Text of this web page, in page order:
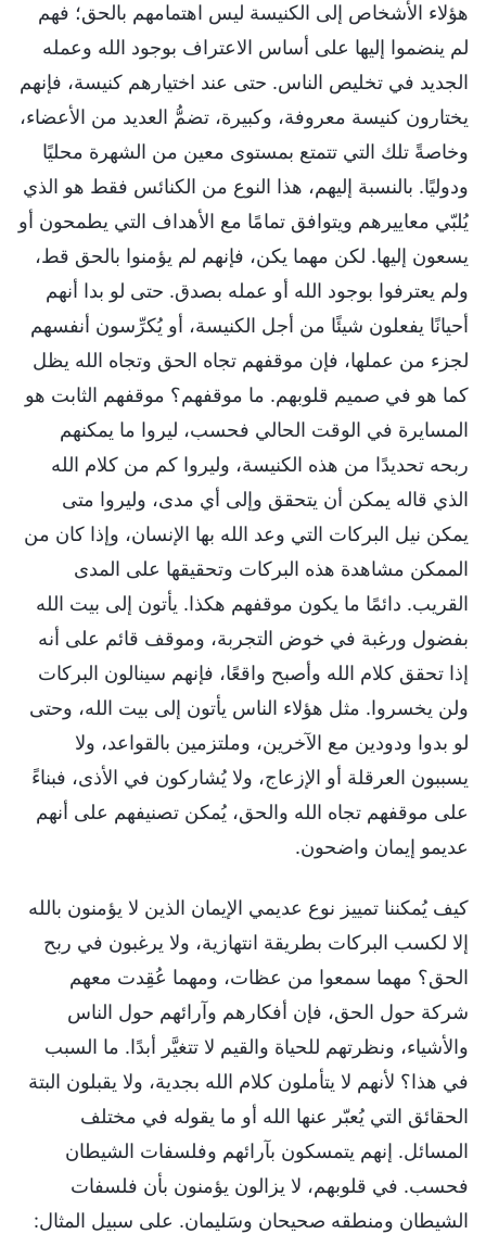
هؤلاء الأشخاص إلى الكنيسة ليس اهتمامهم بالحق؛ فهم
لم ينضموا إليها على أساس الاعتراف بوجود الله وعمله
الجديد في تخليص الناس. حتى عند اختيارهم كنيسة، فإنهم
يختارون كنيسة معروفة، وكبيرة، تضمُّ العديد من الأعضاء،
وخاصةً تلك التي تتمتع بمستوى معين من الشهرة محليًا
ودوليًا. بالنسبة إليهم، هذا النوع من الكنائس فقط هو الذي
يُلبّي معاييرهم ويتوافق تمامًا مع الأهداف التي يطمحون أو
يسعون إليها. لكن مهما يكن، فإنهم لم يؤمنوا بالحق قط،
ولم يعترفوا بوجود الله أو عمله بصدق. حتى لو بدا أنهم
أحيانًا يفعلون شيئًا من أجل الكنيسة، أو يُكرِّسون أنفسهم
لجزء من عملها، فإن موقفهم تجاه الحق وتجاه الله يظل
كما هو في صميم قلوبهم. ما موقفهم؟ موقفهم الثابت هو
المسايرة في الوقت الحالي فحسب، ليروا ما يمكنهم
ربحه تحديدًا من هذه الكنيسة، وليروا كم من كلام الله
الذي قاله يمكن أن يتحقق وإلى أي مدى، وليروا متى
يمكن نيل البركات التي وعد الله بها الإنسان، وإذا كان من
الممكن مشاهدة هذه البركات وتحقيقها على المدى
القريب. دائمًا ما يكون موقفهم هكذا. يأتون إلى بيت الله
بفضول ورغبة في خوض التجربة، وموقف قائم على أنه
إذا تحقق كلام الله وأصبح واقعًا، فإنهم سينالون البركات
ولن يخسروا. مثل هؤلاء الناس يأتون إلى بيت الله، وحتى
لو بدوا ودودين مع الآخرين، وملتزمين بالقواعد، ولا
يسببون العرقلة أو الإزعاج، ولا يُشاركون في الأذى، فبناءً
على موقفهم تجاه الله والحق، يُمكن تصنيفهم على أنهم
عديمو إيمان واضحون.
كيف يُمكننا تمييز نوع عديمي الإيمان الذين لا يؤمنون بالله
إلا لكسب البركات بطريقة انتهازية، ولا يرغبون في ربح
الحق؟ مهما سمعوا من عظات، ومهما عُقِدت معهم
شركة حول الحق، فإن أفكارهم وآرائهم حول الناس
والأشياء، ونظرتهم للحياة والقيم لا تتغيَّر أبدًا. ما السبب
في هذا؟ لأنهم لا يتأملون كلام الله بجدية، ولا يقبلون البتة
الحقائق التي يُعبّر عنها الله أو ما يقوله في مختلف
المسائل. إنهم يتمسكون بآرائهم وفلسفات الشيطان
فحسب. في قلوبهم، لا يزالون يؤمنون بأن فلسفات
الشيطان ومنطقه صحيحان وسَليمان. على سبيل المثال: